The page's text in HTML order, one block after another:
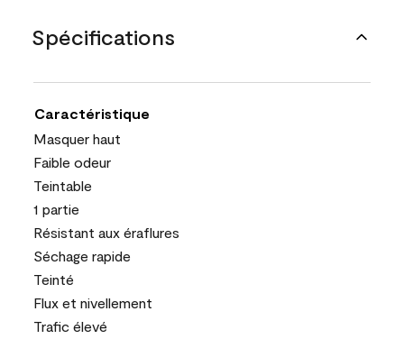
Spécifications
Caractéristique
Masquer haut
Faible odeur
Teintable
1 partie
Résistant aux éraflures
Séchage rapide
Teinté
Flux et nivellement
Trafic élevé